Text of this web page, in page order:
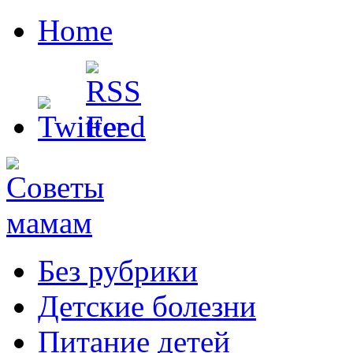
Home
Без рубрики
Детские болезни
Питание детей